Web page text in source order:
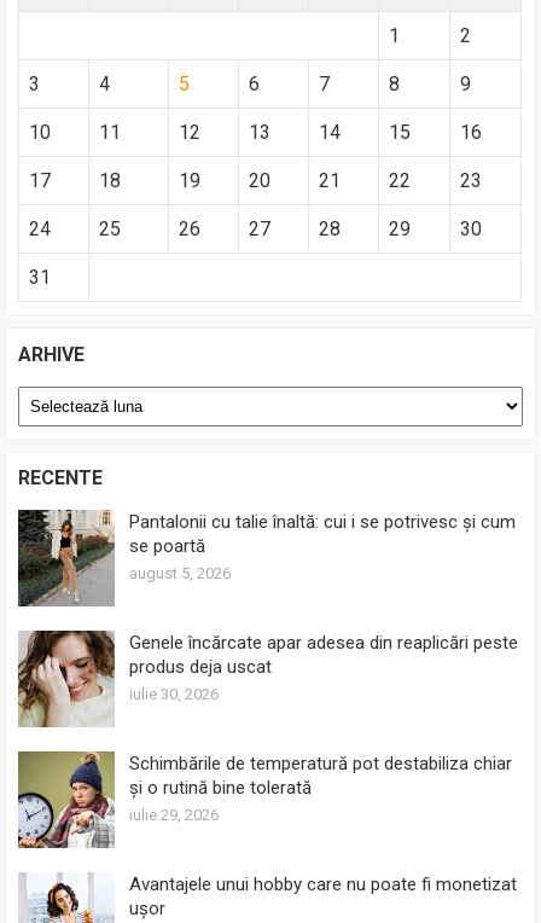
1 2
3 4 5 6 7 8 9
10 11 12 13 14 15 16
17 18 19 20 21 22 23
24 25 26 27 28 29 30
31
ARHIVE
Arhive
RECENTE
Pantalonii cu talie înaltă: cui i se potrivesc și cum
se poartă
august 5, 2026
Genele încărcate apar adesea din reaplicări peste
produs deja uscat
iulie 30, 2026
Schimbările de temperatură pot destabiliza chiar
și o rutină bine tolerată
iulie 29, 2026
Avantajele unui hobby care nu poate fi monetizat
ușor